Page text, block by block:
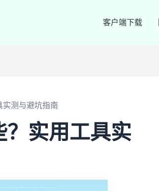
客户端下载
实测与避坑指南
？实用工具实